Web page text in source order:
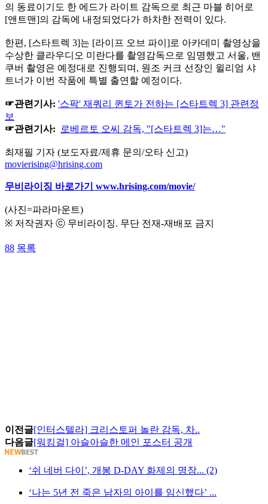
의 동료이기도 한 에드가 라이트 감독으로 최근 마블 히어로
[앤트맨]의 감독에 내정되었다가 하차한 전력이 있다.
한편, [스타트렉 3]는 [라이프 오브 파이]로 아카데미 촬영상을
수상한 클라우디오 미란다를 촬영감독으로 임명했고 서울, 밴
쿠버 촬영은 예정대로 진행되며, 원조 커크 선장인 윌리엄 샤
트너가 이번 작품에 특별 출연할 예정이다.
☞관련기사: '스팍' 재쿼리 퀸토가 전하는 [스타트렉 3] 관련정
보
☞관련기사: 로베르토 오씨 감독, "[스타트렉 3]는…"
최재필 기자 (보도자료/제휴 문의/오타 신고)
movierising@hrising.com
무비라이징 바로가기 www.hrising.com/movie/
(사진=파라마운트)
※ 저작권자 ⓒ 무비라이징. 무단 전재-재배포 금지
88 목록
이전글[인터스텔라] 크리스토퍼 놀란 감독, 차..
다음글[워킹걸] 아슬아슬한 메인 포스터 공개
‘쉬 네버 다이’, 개봉 D-DAY 화제의 명장... (2)
‘나는 5년 전 죽은 남자의 아이를 임신했다’ ...